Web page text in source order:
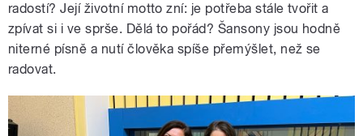
radostí? Její životní motto zní: je potřeba stále tvořit a
zpívat si i ve sprše. Dělá to pořád? Šansony jsou hodně
niterné písně a nutí člověka spíše přemýšlet, než se
radovat.